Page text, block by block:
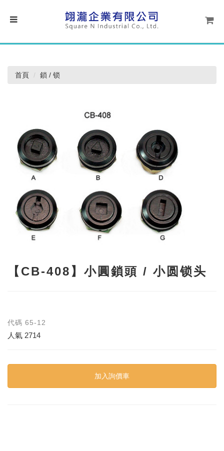
首頁 鎖 / 锁
【CB-408】小圓鎖頭 / 小圆锁头
代碼 65-12
人氣 2714
加入詢價車